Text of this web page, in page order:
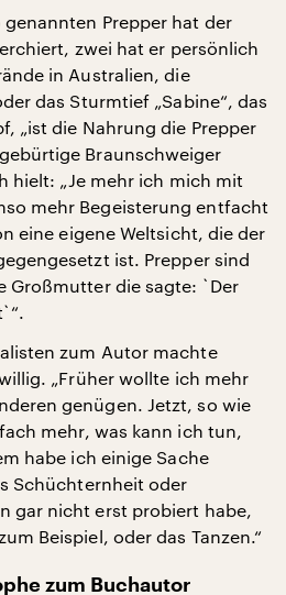
genannten Prepper hat der
zwei hat er persönlich
in Australien, die
das Sturmtief „Sabine“, das
„ist die Nahrung die Prepper
Braunschweiger
hielt: „Je mehr ich mich mit
mehr Begeisterung entfacht
eine eigene Weltsicht, die der
ist. Prepper sind
Großmutter die sagte: `Der
zum Autor machte
„Früher wollte ich mehr
genügen. Jetzt, so wie
mehr, was kann ich tun,
habe ich einige Sache
Schüchternheit oder
gar nicht erst probiert habe,
Beispiel, oder das Tanzen.“
zum Buchautor